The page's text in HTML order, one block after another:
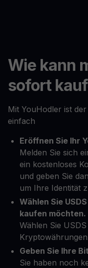
Wie kann
sofort
Mit YouHodler ist
einfach
Eröffnen Sie Ihr
Melden Sie sich
ein kostenloses
und geben Sie
um Ihre Identität
Wählen Sie
kaufen möchten.
Wählen Sie
Geben Sie Ihre
Sie haben noch